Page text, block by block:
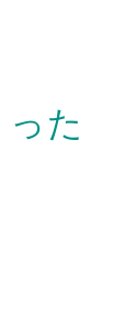
た